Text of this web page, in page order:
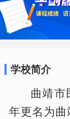
学校简介
曲靖市
年更名为